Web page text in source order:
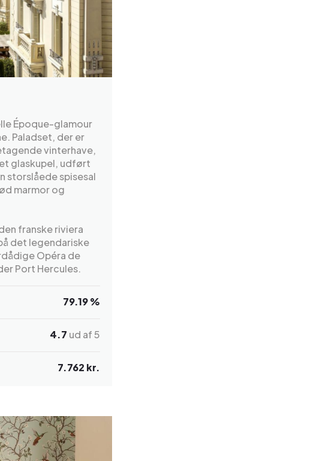
Époque-glamour
Paladset, der er
vinterhave,
glaskupel, udført
storslåede spisesal
marmor og
franske riviera
det legendariske
Opéra de
Port Hercules.
79.19 %
4.7 ud af 5
7.762 kr.